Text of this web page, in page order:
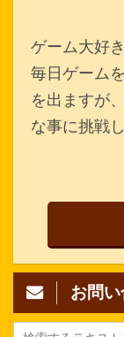
ゲーム大好
毎日ゲーム
を出ますが
な事に挑戦
お問